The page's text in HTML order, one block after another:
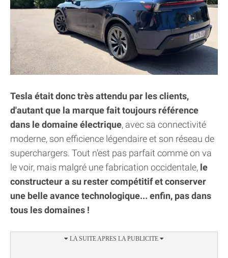
Tesla était donc très attendu par les clients,
d'autant que la marque fait toujours référence
dans le domaine électrique, avec sa connectivité
moderne, son efficience légendaire et son réseau de
superchargers. Tout n'est pas parfait comme on va
le voir, mais malgré une fabrication occidentale, le
constructeur a su rester compétitif et conserver
une belle avance technologique... enfin, pas dans
tous les domaines !